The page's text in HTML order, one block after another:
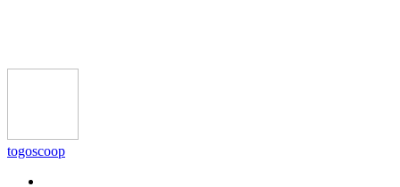
togoscoop